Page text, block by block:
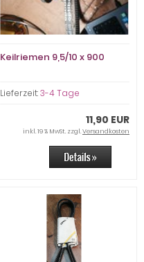
Keilriemen 9,5/10 x 900
Lieferzeit:3-4 Tage
11,90 EUR
inkl. 19 % MwSt. zzgl.Versandkosten